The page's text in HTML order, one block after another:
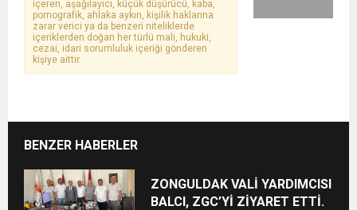
içeren, aşağılayıcı, küçük düşürücü, kaba,
pornografik, ahlaka aykırı, kişilik haklarına
zarar verici ya da benzeri niteliklerde
içeriklerden doğan her türlü mali, hukuki,
cezai, idari sorumluluk içeriği gönderen
kişiye aittir.
BENZER HABERLER
ZONGULDAK VALİ YARDIMCISI
BALCI, ZGC’Yİ ZİYARET ETTİ.